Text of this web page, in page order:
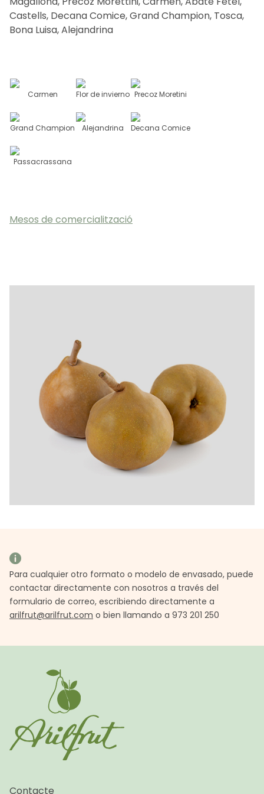
CA ES EN FR
Castells, Decana Comice, Grand Champion, Tosca,
Bona Luisa, Alejandrina
Carmen Flor de invierno Precoz Moretini
Grand Champion Alejandrina Decana Comice
Passacrassana
Mesos de comercialització
Para cualquier otro formato o modelo de envasado, puede
contactar directamente con nosotros a través del
formulario de correo, escribiendo directamente a
arilfrut@arilfrut.com o bien llamando a 973 201 250
Contacte